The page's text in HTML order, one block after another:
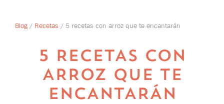
Blog / Recetas / 5 recetas con arroz que te encantarán
5 RECETAS CON
ARROZ QUE TE
ENCANTARÁN